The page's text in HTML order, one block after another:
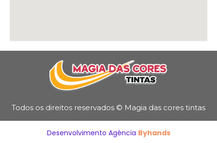
Todos os direitos reservados © Magia das cores tintas
Desenvolvimento Agência Byhands